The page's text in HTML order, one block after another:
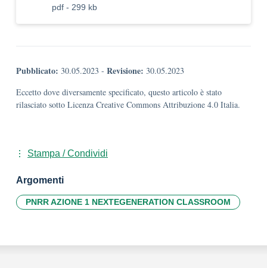
pdf - 299 kb
Pubblicato: 30.05.2023 - Revisione: 30.05.2023
Eccetto dove diversamente specificato, questo articolo è stato
rilasciato sotto Licenza Creative Commons Attribuzione 4.0 Italia.
Stampa / Condividi
Argomenti
PNRR AZIONE 1 NEXTEGENERATION CLASSROOM